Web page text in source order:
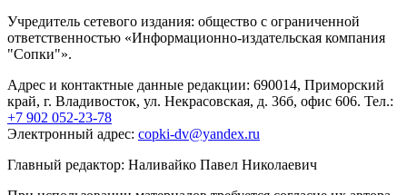
Учредитель сетевого издания: общество с ограниченной
ответственностью «Информационно-издательская компания
"Сопки"».
Адрес и контактные данные редакции: 690014, Приморский
край, г. Владивосток, ул. Некрасовская, д. 36б, офис 606. Тел.:
+7 902 052-23-78
Электронный адрес: copki-dv@yandex.ru
Главный редактор: Наливайко Павел Николаевич